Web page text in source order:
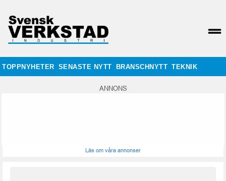
TOPPNYHETER SENASTE NYTT BRANSCHNYTT TEKNIK
ANNONS
Läs om våra annonser